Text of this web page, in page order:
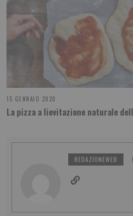
15 GENNAIO 2020
La pizza a lievitazione naturale
REDAZIONEWEB